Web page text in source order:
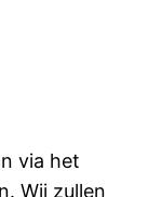
via het
Wij zullen